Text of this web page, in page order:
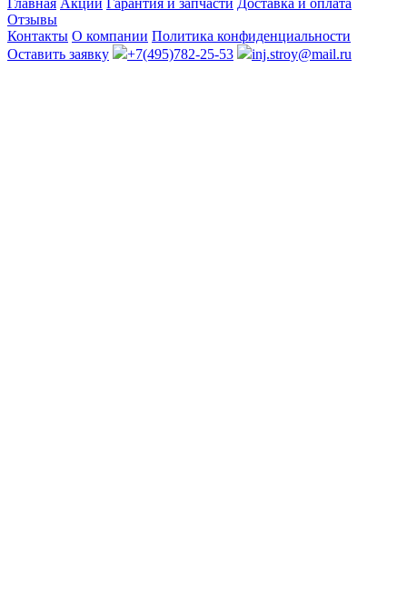
Отзывы
Контакты О компании Политика конфиденциальности
Оставить заявку
+7(495)782-25-53 inj.stroy@mail.ru